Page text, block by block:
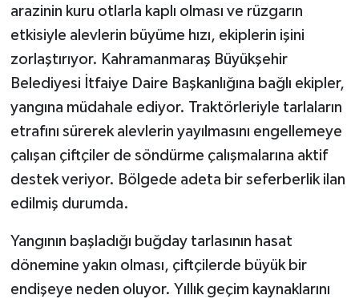
arazinin kuru otlarla kaplı olması ve rüzgarın
etkisiyle alevlerin büyüme hızı, ekiplerin işini
zorlaştırıyor. Kahramanmaraş Büyükşehir
Belediyesi İtfaiye Daire Başkanlığına bağlı ekipler,
yangına müdahale ediyor. Traktörleriyle tarlaların
etrafını sürerek alevlerin yayılmasını engellemeye
çalışan çiftçiler de söndürme çalışmalarına aktif
destek veriyor. Bölgede adeta bir seferberlik ilan
edilmiş durumda.
Yangının başladığı buğday tarlasının hasat
dönemine yakın olması, çiftçilerde büyük bir
endişeye neden oluyor. Yıllık geçim kaynaklarını